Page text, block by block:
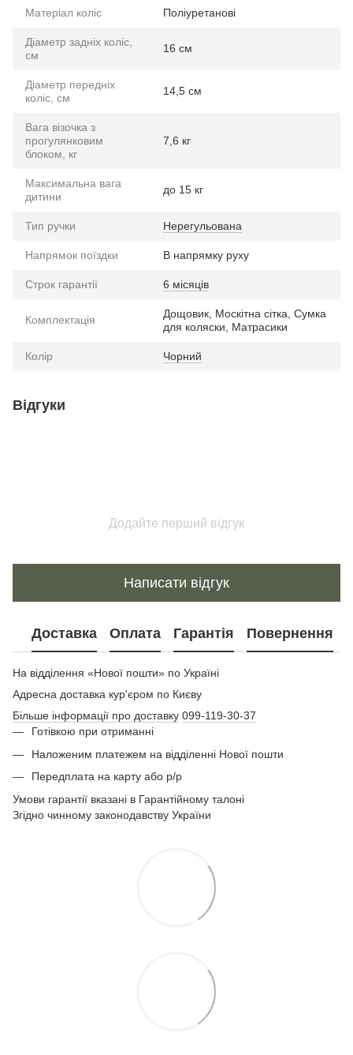
Матеріал коліс Поліуретанові
Діаметр задніх коліс,
см
16 см
Діаметр передніх
коліс, см
14,5 см
Вага візочка з
прогулянковим
блоком, кг
7,6 кг
Максимальна вага
дитини
до 15 кг
Тип ручки Нерегульована
Напрямок поїздки В напрямку руху
Строк гарантії 6 місяців
Комплектація
Дощовик, Москітна сітка, Сумка
для коляски, Матрасики
Колір Чорний
Відгуки
Додайте перший відгук
Написати відгук
Доставка Оплата Гарантія Повернення
На відділення «Нової пошти» по Україні
Адресна доставка кур'єром по Києву
Більше інформації про доставку 099-119-30-37
Готівкою при отриманні
Наложеним платежем на відділенні Нової пошти
Передплата на карту або р/р
Умови гарантії вказані в Гарантійному талоні
Згідно чинному законодавству України